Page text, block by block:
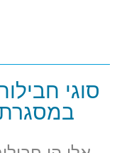
סוגי